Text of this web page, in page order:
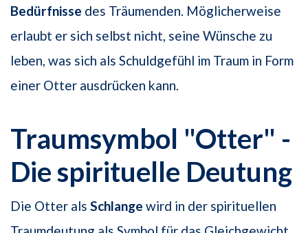
Bedürfnisse des Träumenden. Möglicherweise
erlaubt er sich selbst nicht, seine Wünsche zu
leben, was sich als Schuldgefühl im Traum in Form
einer Otter ausdrücken kann.
Traumsymbol "Otter" -
Die spirituelle Deutung
Die Otter als Schlange wird in der spirituellen